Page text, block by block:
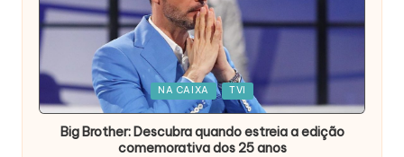
Posted
in
NA CAIXA TVI
Big Brother: Descubra quando estreia a edição
comemorativa dos 25 anos